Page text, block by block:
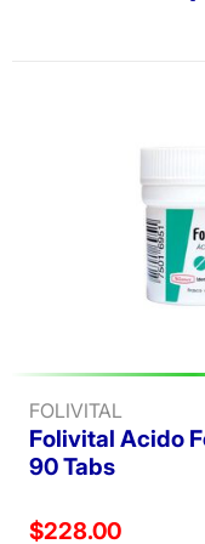
FOLIVITAL
Folivital Acido
90 Tabs
Precio reducido de
$228.00